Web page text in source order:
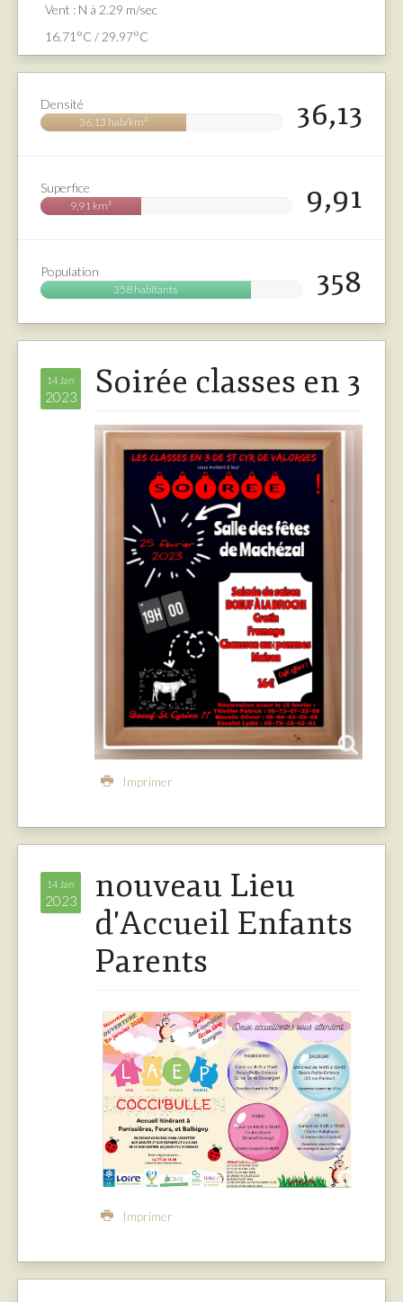
Vent : N à 2.29 m/sec
16.71°C / 29.97°C
36,13
Densité
36,13 hab/km²
9,91
Superfice
9,91 km²
358
Population
358 habitants
14 Jan
2023 Soirée classes en 3
Imprimer
14 Jan
2023
nouveau Lieu
d'Accueil Enfants
Parents
Imprimer